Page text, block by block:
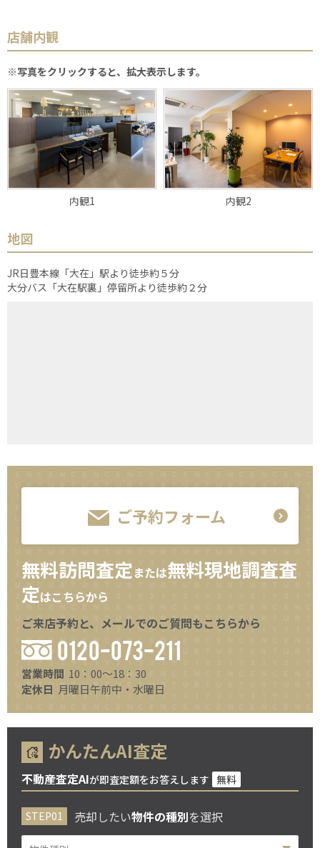
店舗内観
※写真をクリックすると、拡大表示します。
内観1 内観2
地図
JR日豊本線「大在」駅より徒歩約５分
大分バス「大在駅裏」停留所より徒歩約２分
ご予約フォーム
無料訪問査定または無料現地調査査
定はこちらから
ご来店予約と、メールでのご質問もこちらから
0120-073-211
営業時間 10：00～18：30
定休日 月曜日午前中・水曜日
かんたんAI査定
不動産査定AIが即査定額をお答えします 無料
売却したい物件の種別を選択